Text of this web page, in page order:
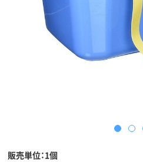
販売単位：1個